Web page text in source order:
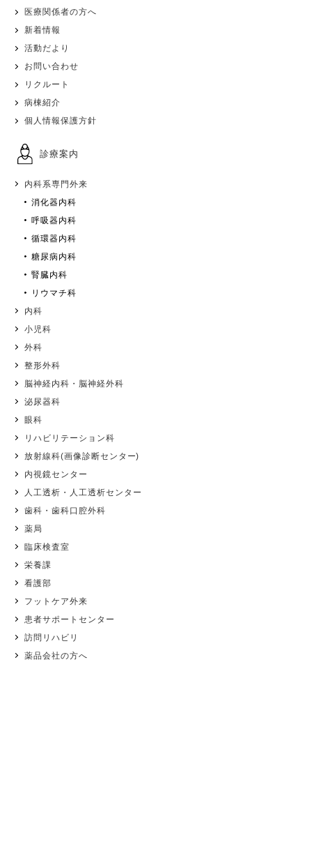
医療関係者の方へ
新着情報
活動だより
お問い合わせ
リクルート
病棟紹介
個人情報保護方針
診療案内
内科系専門外来
消化器内科
呼吸器内科
循環器内科
糖尿病内科
腎臓内科
リウマチ科
内科
小児科
外科
整形外科
脳神経内科・脳神経外科
泌尿器科
眼科
リハビリテーション科
放射線科(画像診断センター)
内視鏡センター
人工透析・人工透析センター
歯科・歯科口腔外科
薬局
臨床検査室
栄養課
看護部
フットケア外来
患者サポートセンター
訪問リハビリ
薬品会社の方へ